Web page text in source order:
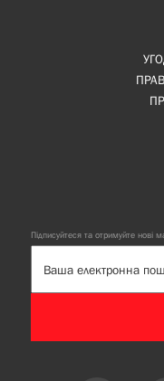
Підписуйтеся та отримуйте нові